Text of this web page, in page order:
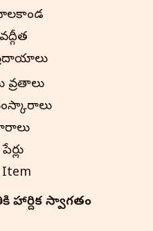
వ్రతాలు
Item
హార్దిక స్వాగతం